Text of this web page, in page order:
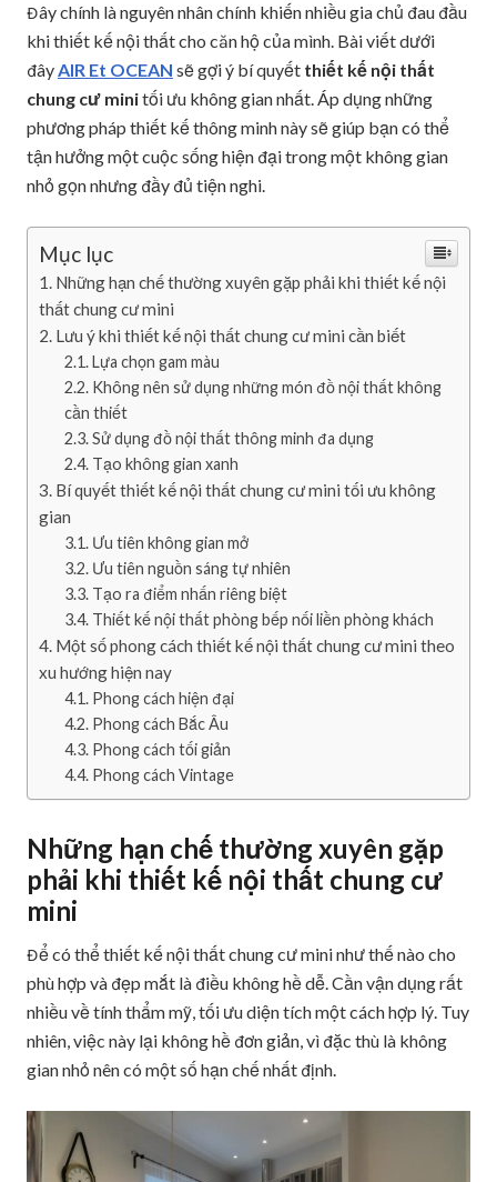
Đây chính là nguyên nhân chính khiến nhiều gia chủ đau đầu
khi thiết kế nội thất cho căn hộ của mình. Bài viết dưới
đâyAIR Et OCEAN sẽ gợi ý bí quyết thiết kế nội thất
chung cư minitối ưu không gian nhất. Áp dụng những
phương pháp thiết kế thông minh này sẽ giúp bạn có thể
tận hưởng một cuộc sống hiện đại trong một không gian
nhỏ gọn nhưng đầy đủ tiện nghi.
Mục lục
Những hạn chế thường xuyên gặp phải khi thiết kế nội
thất chung cư mini
Lưu ý khi thiết kế nội thất chung cư mini cần biết
Lựa chọn gam màu
Không nên sử dụng những món đồ nội thất không
cần thiết
Sử dụng đồ nội thất thông minh đa dụng
Tạo không gian xanh
Bí quyết thiết kế nội thất chung cư mini tối ưu không
gian
Ưu tiên không gian mở
Ưu tiên nguồn sáng tự nhiên
Tạo ra điểm nhấn riêng biệt
Thiết kế nội thất phòng bếp nối liền phòng khách
Một số phong cách thiết kế nội thất chung cư mini theo
xu hướng hiện nay
Phong cách hiện đại
Phong cách Bắc Âu
Phong cách tối giản
Phong cách Vintage
Những hạn chế thường xuyên gặp
phải khi thiết kế nội thất chung cư
mini
Để có thể thiết kế nội thất chung cư mini như thế nào cho
phù hợp và đẹp mắt là điều không hề dễ. Cần vận dụng rất
nhiều về tính thẩm mỹ, tối ưu diện tích một cách hợp lý. Tuy
nhiên, việc này lại không hề đơn giản, vì đặc thù là không
gian nhỏ nên có một số hạn chế nhất định.